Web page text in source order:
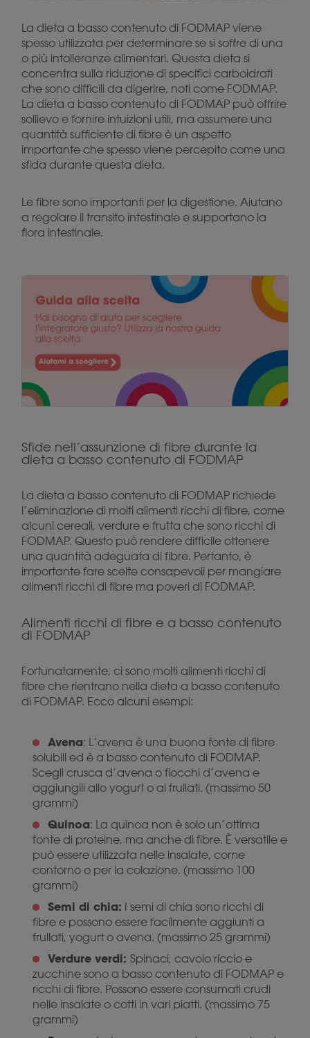
La dieta a basso contenuto di FODMAP viene
spesso utilizzata per determinare se si soffre di una
o più intolleranze alimentari. Questa dieta si
concentra sulla riduzione di specifici carboidrati
che sono difficili da digerire, noti come FODMAP.
La dieta a basso contenuto di FODMAP può offrire
sollievo e fornire intuizioni utili, ma assumere una
quantità sufficiente di fibre è un aspetto
importante che spesso viene percepito come una
sfida durante questa dieta.
Le fibre sono importanti per la digestione. Aiutano
a regolare il transito intestinale e supportano la
flora intestinale.
Sfide nell’assunzione di fibre durante la
dieta a basso contenuto di FODMAP
La dieta a basso contenuto di FODMAP richiede
l’eliminazione di molti alimenti ricchi di fibre, come
alcuni cereali, verdure e frutta che sono ricchi di
FODMAP. Questo può rendere difficile ottenere
una quantità adeguata di fibre. Pertanto, è
importante fare scelte consapevoli per mangiare
alimenti ricchi di fibre ma poveri di FODMAP.
Alimenti ricchi di fibre e a basso contenuto
di FODMAP
Fortunatamente, ci sono molti alimenti ricchi di
fibre che rientrano nella dieta a basso contenuto
di FODMAP. Ecco alcuni esempi:
Avena: L’avena è una buona fonte di fibre
solubili ed è a basso contenuto di FODMAP.
Scegli crusca d’avena o fiocchi d’avena e
aggiungili allo yogurt o ai frullati. (massimo 50
grammi)
Quinoa: La quinoa non è solo un’ottima
fonte di proteine, ma anche di fibre. È versatile e
può essere utilizzata nelle insalate, come
contorno o per la colazione. (massimo 100
grammi)
Semi di chia: I semi di chia sono ricchi di
fibre e possono essere facilmente aggiunti a
frullati, yogurt o avena. (massimo 25 grammi)
Verdure verdi: Spinaci, cavolo riccio e
zucchine sono a basso contenuto di FODMAP e
ricchi di fibre. Possono essere consumati crudi
nelle insalate o cotti in vari piatti. (massimo 75
grammi)